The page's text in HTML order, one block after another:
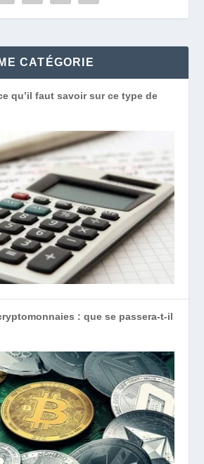
CATÉGORIE
qu’il faut savoir sur ce type de
: que se passera-t-il